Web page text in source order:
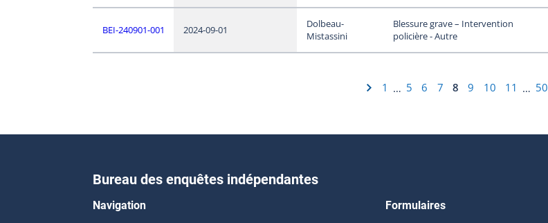
BEI-240901-001 2024-09-01
Dolbeau-
Mistassini
Blessure grave – Intervention
policière - Autre
1 … 5 6 7 8 9 10 11 … 50
Bureau des enquêtes indépendantes
Navigation Formulaires